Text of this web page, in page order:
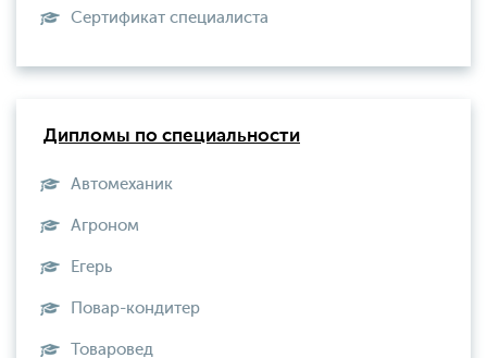
Сертификат специалиста
Дипломы по специальности
Автомеханик
Агроном
Егерь
Повар-кондитер
Товаровед